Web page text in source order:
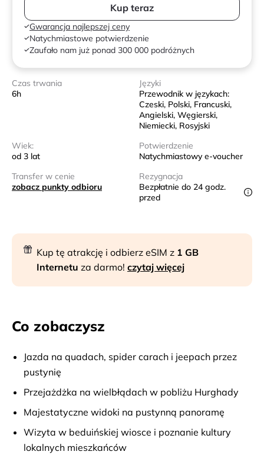
Kup teraz
Gwarancja najlepszej ceny
Natychmiastowe potwierdzenie
Zaufało nam już ponad 300 000 podróżnych
Czas trwania
6h
Języki
Przewodnik w językach:
Czeski, Polski, Francuski,
Angielski, Węgierski,
Niemiecki, Rosyjski
Wiek:
od 3 lat
Potwierdzenie
Natychmiastowy e-voucher
Transfer w cenie
zobacz punkty odbioru
Rezygnacja
Bezpłatnie do 24 godz.
przed
Kup tę atrakcję i odbierz eSIM z 1 GB
Internetu za darmo! czytaj więcej
Co zobaczysz
Jazda na quadach, spider carach i jeepach przez
pustynię
Przejażdżka na wielbłądach w pobliżu Hurghady
Majestatyczne widoki na pustynną panoramę
Wizyta w beduińskiej wiosce i poznanie kultury
lokalnych mieszkańców